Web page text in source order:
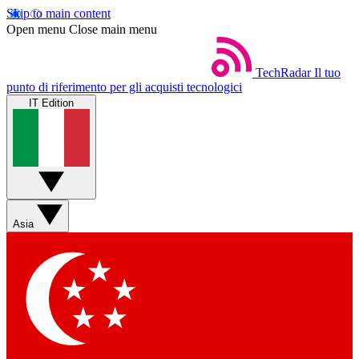
Skip to main content
Open menu Close main menu
TechRadar Il tuo
punto di riferimento per gli acquisti tecnologici
IT Edition
Asia